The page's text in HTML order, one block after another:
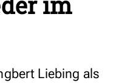
Liebing als